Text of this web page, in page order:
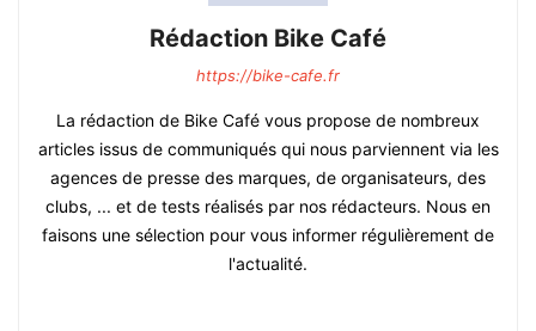
Rédaction Bike Café
https://bike-cafe.fr
La rédaction de Bike Café vous propose de nombreux
articles issus de communiqués qui nous parviennent via les
agences de presse des marques, de organisateurs, des
clubs, ... et de tests réalisés par nos rédacteurs. Nous en
faisons une sélection pour vous informer régulièrement de
l'actualité.